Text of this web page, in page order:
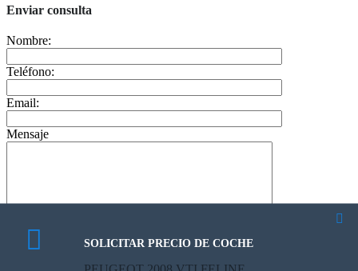
Enviar consulta
Nombre:
Teléfono:
Email:
Mensaje
SOLICITAR PRECIO DE COCHE
PEUGEOT 2008 VTI FELINE